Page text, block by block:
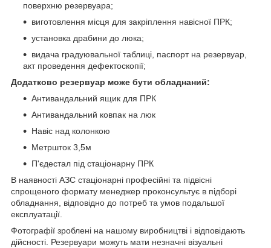
поверхню резервуара;
виготовлення місця для закріплення навісної ПРК;
установка драбини до люка;
видача градуювальної таблиці, паспорт на резервуар,
акт проведення дефектоскопії;
Додатково резервуар може бути обладнаний:
Антивандальний ящик для ПРК
Антивандальний ковпак на люк
Навіс над колонкою
Метршток 3,5м
П'єдестал під стаціонарну ПРК
В наявності АЗС стаціонарні професійні та підвісні
спрощеного формату менеджер проконсультує в підборі
обладнання, відповідно до потреб та умов подальшої
експлуатації.
Фотографії зроблені на нашому виробництві і відповідають
дійсності. Резервуари можуть мати незначні візуальні